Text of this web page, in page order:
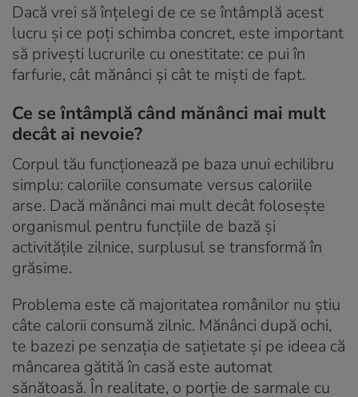
Dacă vrei să înțelegi de ce se întâmplă acest
lucru și ce poți schimba concret, este important
să privești lucrurile cu onestitate: ce pui în
farfurie, cât mănânci și cât te miști de fapt.
Ce se întâmplă când mănânci mai mult
decât ai nevoie?
Corpul tău funcționează pe baza unui echilibru
simplu: caloriile consumate versus caloriile
arse. Dacă mănânci mai mult decât folosește
organismul pentru funcțiile de bază și
activitățile zilnice, surplusul se transformă în
grăsime.
Problema este că majoritatea românilor nu știu
câte calorii consumă zilnic. Mănânci după ochi,
te bazezi pe senzația de sațietate și pe ideea că
mâncarea gătită în casă este automat
sănătoasă. În realitate, o porție de sarmale cu